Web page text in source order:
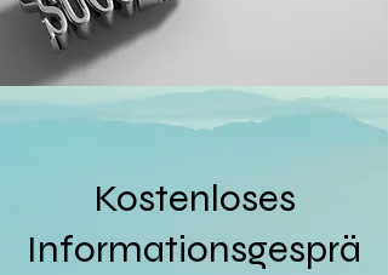
Kostenloses
Informationsgesprä